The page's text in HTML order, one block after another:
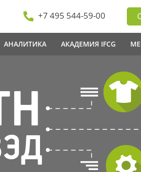
+7 495 544-59-00
АНАЛИТИКА АКАДЕМИЯ IFCG